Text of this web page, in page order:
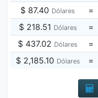
$ 87.40 Dólares =
$ 218.51 Dólares =
$ 437.02 Dólares =
$ 2,185.10 Dólares =